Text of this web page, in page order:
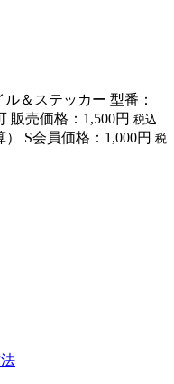
ル＆ステッカー 型番：
販売価格：1,500円 税込
S会員価格：1,000円 税